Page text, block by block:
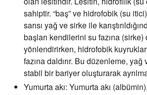
sahiptir. “baş” ve hidrofobik (su
sarısı yağ ve sirke ile
başları kendilerini su fazına (sirke)
yönlendirirken, hidrofobik
fazına daldırır. Bu düzenleme, yağ
stabil bir bariyer oluşturarak
Yumurta akı: Yumurta akı